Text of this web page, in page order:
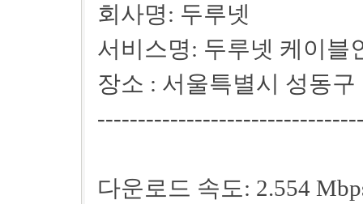
회사명: 두루넷
서비스명: 두루넷 케이블
장소 : 서울특별시 성동구
다운로드 속도: 2.554